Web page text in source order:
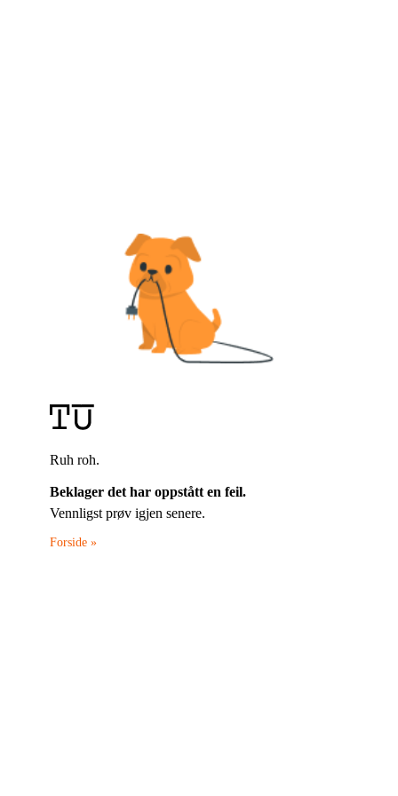
Ruh roh.
Beklager det har oppstått en feil.
Vennligst prøv igjen senere.
Forside »